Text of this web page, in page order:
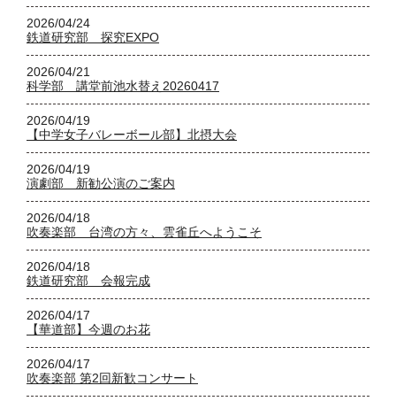
2026/04/24
鉄道研究部 探究EXPO
2026/04/21
科学部 講堂前池水替え20260417
2026/04/19
【中学女子バレーボール部】北摂大会
2026/04/19
演劇部 新勧公演のご案内
2026/04/18
吹奏楽部 台湾の方々、雲雀丘へようこそ
2026/04/18
鉄道研究部 会報完成
2026/04/17
【華道部】今週のお花
2026/04/17
吹奏楽部 第2回新歓コンサート